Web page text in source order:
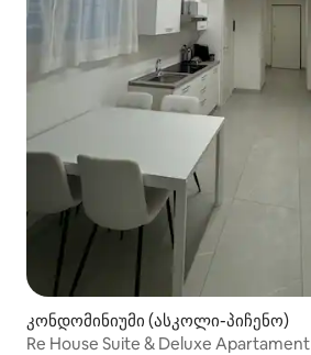
კონდომინიუმი (ასკოლი-პიჩენო)
Re House Suite & Deluxe Apartament